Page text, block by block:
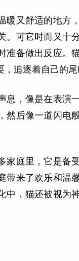
暖又舒适的地方
。可它时而又十
准备做出反应。
追逐着自己的
息，像是在表演
然后像一道闪电
家庭里，它是备
来了欢乐和温
中，猫还被视为